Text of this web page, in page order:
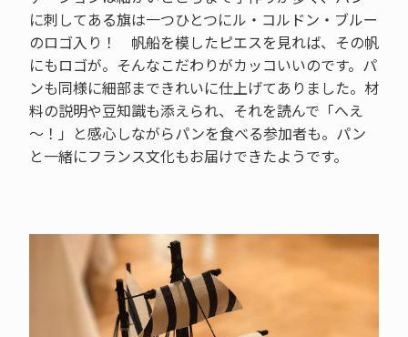
に刺してある旗は一つひとつにル・コルドン・ブルー
のロゴ入り！ 帆船を模したピエスを見れば、その帆
にもロゴが。そんなこだわりがカッコいいのです。パ
ンも同様に細部まできれいに仕上げてありました。材
料の説明や豆知識も添えられ、それを読んで「へえ
～！」と感心しながらパンを食べる参加者も。パン
と一緒にフランス文化もお届けできたようです。